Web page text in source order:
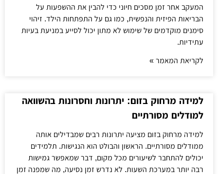
המעקב אחר זמן מסכים חיוני כדי להבין את ההשפעות על
הבריאות הפיזית והנפשית, כמו גם על התפתחות הילד. זיהוי
סימנים מוקדמים של שימוש לא מתון יכול לסייע במניעת בעיות
עתידיות.
לקריאת המאמר »
למידה מרחוק בזום: יתרונות וחסרונות בהשוואה
למודלים מסורתיים
למידה מרחוק בזום מציעה יתרונות רבים שמבדילים אותה
ממודלים מסורתיים. הראשון והבולט הוא הנגישות. תלמידים
יכולים להתחבר לשיעורים מכל מקום, דבר שמאפשר גמישות
רבה יותר במערכת השעות. לא נדרש זמן נסיעה, מה שמפנה זמן